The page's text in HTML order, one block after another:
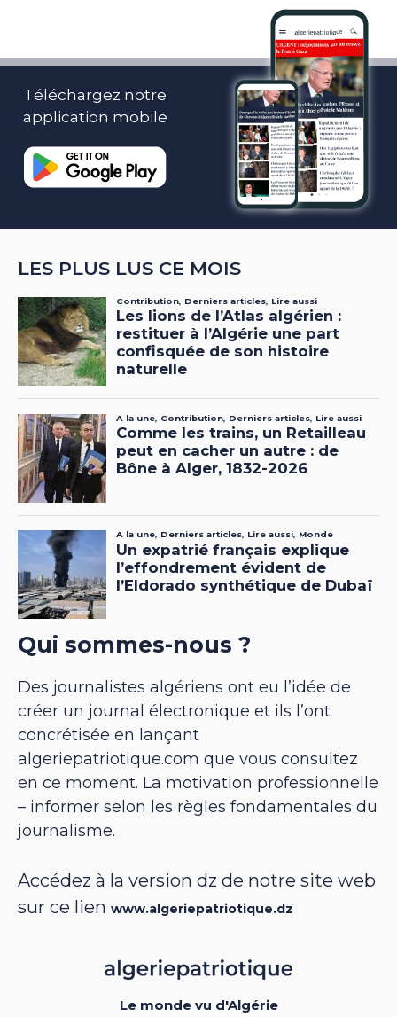
Téléchargez notre
application mobile
LES PLUS LUS CE MOIS
Qui sommes-nous ?
Des journalistes algériens ont eu l’idée de
créer un journal électronique et ils l’ont
concrétisée en lançant
algeriepatriotique.com que vous consultez
en ce moment. La motivation professionnelle
– informer selon les règles fondamentales du
journalisme.
Accédez à la version dz de notre site web
sur ce lien www.algeriepatriotique.dz
Le monde vu d'Algérie